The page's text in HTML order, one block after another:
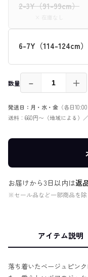
2-3Y（91-99cm）
× 在庫なし
6-7Y（114-124cm）
数量 － ＋
発送日：月・水・金 （各日
送料：660円〜（地域による）
お届けから3日以内は返
※セール品など一部商品を除
アイテム説明
落ち着いたベージュピン